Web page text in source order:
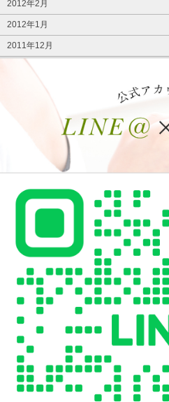
2012年2月
2012年1月
2011年12月